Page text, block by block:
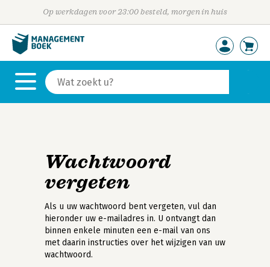
Op werkdagen voor 23:00 besteld, morgen in huis
Wachtwoord
vergeten
Als u uw wachtwoord bent vergeten, vul dan
hieronder uw e-mailadres in. U ontvangt dan
binnen enkele minuten een e-mail van ons
met daarin instructies over het wijzigen van uw
wachtwoord.